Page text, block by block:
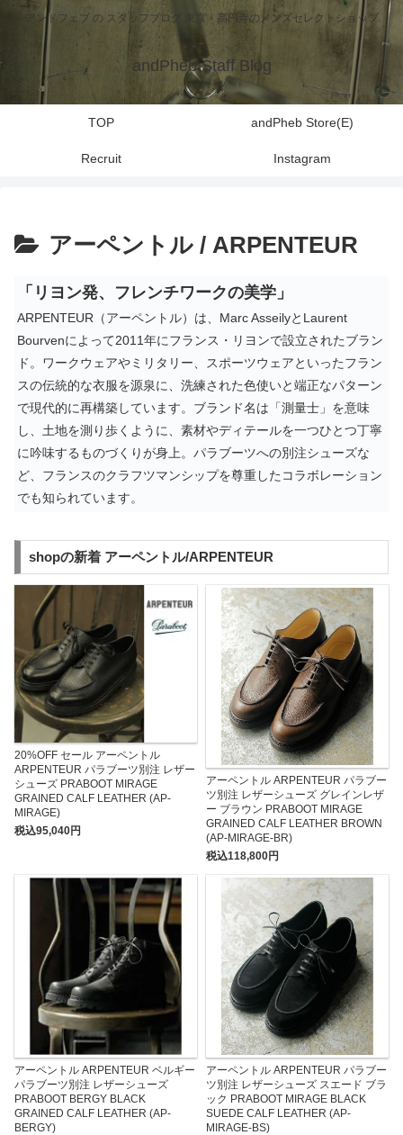
アンドフェブ の スタッフブログ 東京・高円寺のメンズセレクトショップ
andPheb Staff Blog
TOP andPheb Store(E)
Recruit Instagram
アーペントル / ARPENTEUR
「リヨン発、フレンチワークの美学」
ARPENTEUR（アーペントル）は、Marc AsseilyとLaurent
Bourvenによって2011年にフランス・リヨンで設立されたブラン
ド。ワークウェアやミリタリー、スポーツウェアといったフラン
スの伝統的な衣服を源泉に、洗練された色使いと端正なパターン
で現代的に再構築しています。ブランド名は「測量士」を意味
し、土地を測り歩くように、素材やディテールを一つひとつ丁寧
に吟味するものづくりが身上。パラブーツへの別注シューズな
ど、フランスのクラフツマンシップを尊重したコラボレーション
でも知られています。
shopの新着 アーペントル/ARPENTEUR
20%OFF セール アーペントル
ARPENTEUR パラブーツ別注 レザー
シューズ PRABOOT MIRAGE
GRAINED CALF LEATHER (AP-
MIRAGE)
税込95,040円
アーペントル ARPENTEUR パラブー
ツ別注 レザーシューズ グレインレザ
ー ブラウン PRABOOT MIRAGE
GRAINED CALF LEATHER BROWN
(AP-MIRAGE-BR)
税込118,800円
アーペントル ARPENTEUR ベルギー
パラブーツ別注 レザーシューズ
PRABOOT BERGY BLACK
GRAINED CALF LEATHER (AP-
BERGY)
アーペントル ARPENTEUR パラブー
ツ別注 レザーシューズ スエード ブラ
ック PRABOOT MIRAGE BLACK
SUEDE CALF LEATHER (AP-
MIRAGE-BS)